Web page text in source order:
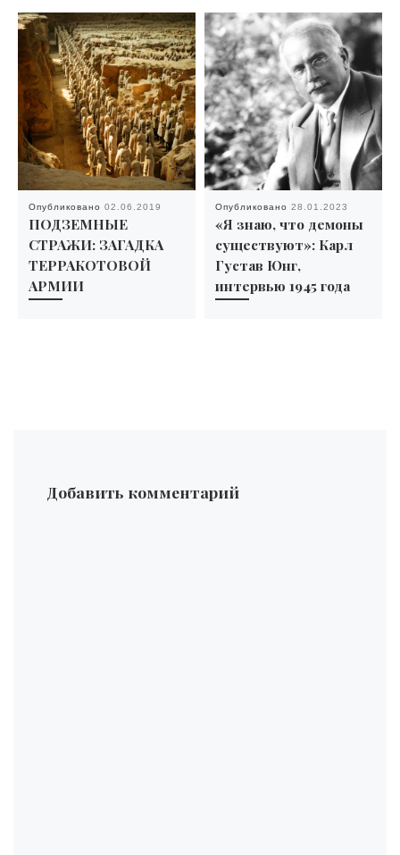
Опубликовано 02.06.2019
ПОДЗЕМНЫЕ
СТРАЖИ: ЗАГАДКА
ТЕРРАКОТОВОЙ
АРМИИ
Опубликовано 28.01.2023
«Я знаю, что демоны
существуют»: Карл
Густав Юнг,
интервью 1945 года
Добавить комментарий